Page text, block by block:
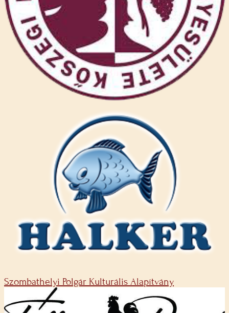
Szombathelyi Polgár Kulturális Alapítvány